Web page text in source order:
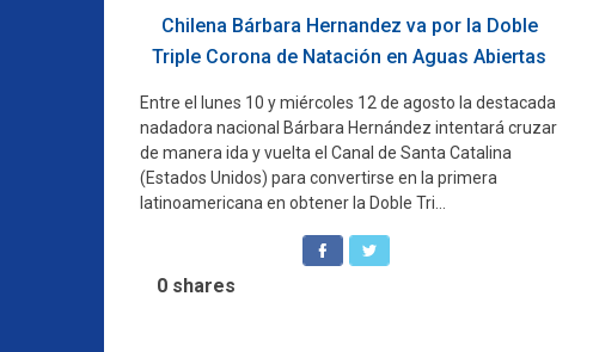
Chilena Bárbara Hernandez va por la Doble
Triple Corona de Natación en Aguas Abiertas
Entre el lunes 10 y miércoles 12 de agosto la destacada
nadadora nacional Bárbara Hernández intentará cruzar
de manera ida y vuelta el Canal de Santa Catalina
(Estados Unidos) para convertirse en la primera
latinoamericana en obtener la Doble Tri...
0 shares